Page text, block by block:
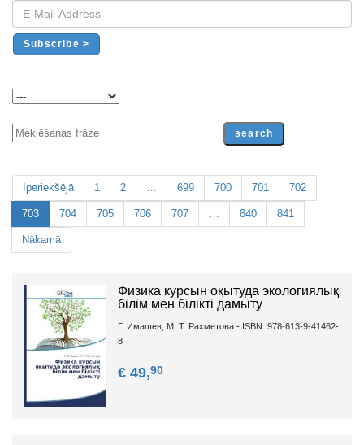
Iperiekšējā 1 2 699 700 701 702
703 704 705 706 707 840 841
Nākamā
Физика курсын оқытуда экологиялық
білім мен білікті дамыту
Г. Имашев, М. Т. Рахметова - ISBN: 978-613-9-41462-
8
€ 49,90